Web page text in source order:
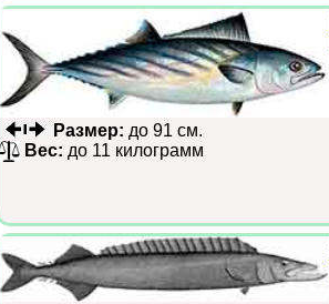
Размер: до 91 см.
Вес: до 11 килограмм